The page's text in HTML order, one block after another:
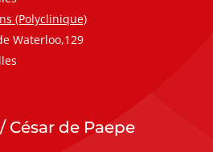
(Polyclinique)
Waterloo,129
César de Paepe